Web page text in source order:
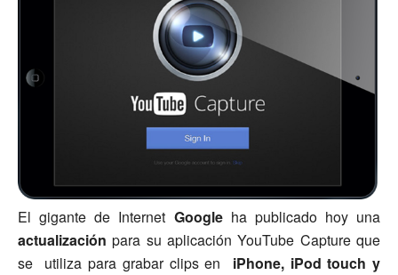
El gigante de Internet Googleha publicado hoy una
actualización para su aplicación YouTube Capture que
se utiliza para grabar clips en
iPhone, iPod touch y